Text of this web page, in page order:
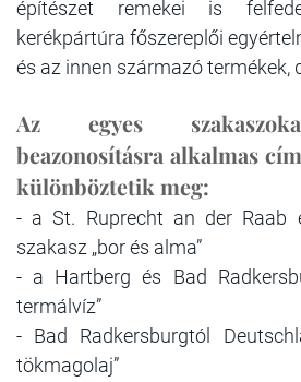
építészet remekei is
kerékpártúra főszereplői
és az innen származó termékek,
Az egyes
beazonosításra alkalmas
különböztetik meg:
- a St. Ruprecht an der Raab
szakasz „bor és alma”
- a Hartberg és Bad
termálvíz”
- Bad Radkersburgtól
tökmagolaj”